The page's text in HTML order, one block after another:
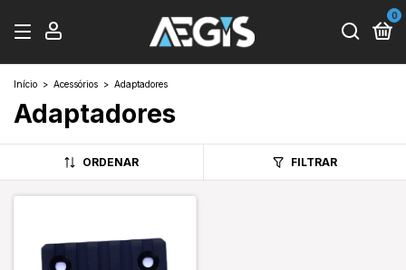
0
Início > Acessórios > Adaptadores
Adaptadores
ORDENAR FILTRAR